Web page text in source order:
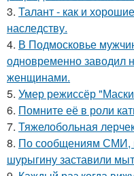
3. Талант - как и
наследству.
4. В Подмосковье
одновременно заводил
женщинами.
5. Умер режиссёр
6. Помните её в роли
7. Тяжелобольная
8. По сообщениям СМИ,
шурыгину заставили